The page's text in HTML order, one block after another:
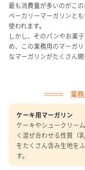
最も消費量が多いのがこの
ベーカリーマーガリンと
使われます。
しかし、そのパンやお菓
め、この業務用のマーガ
なマーガリンがたくさん開
業
ケーキ用マーガリン
ケーキやシュークリー
く混ぜ合わせる性質（
をたくさん含み生地を
す。